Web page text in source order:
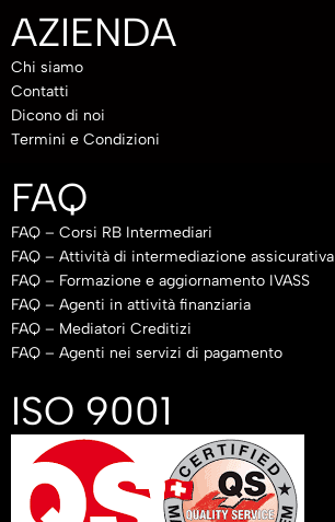
AZIENDA
Chi siamo
Contatti
Dicono di noi
Termini e Condizioni
FAQ
FAQ – Corsi RB Intermediari
FAQ – Attività di intermediazione assicurativa
FAQ – Formazione e aggiornamento IVASS
FAQ – Agenti in attività finanziaria
FAQ – Mediatori Creditizi
FAQ – Agenti nei servizi di pagamento
ISO 9001